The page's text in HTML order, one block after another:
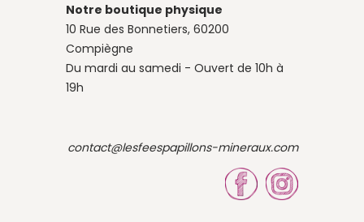
Notre boutique physique
10 Rue des Bonnetiers, 60200
Compiègne
Du mardi au samedi - Ouvert de 10h à
19h
contact@lesfeespapillons-mineraux.com